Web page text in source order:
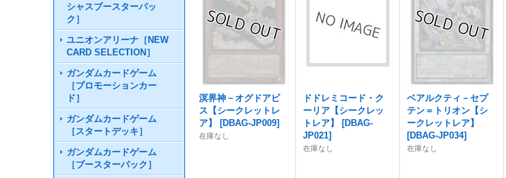
シャスブースターパッ
ク］
ユニオンアリーナ［NEW
CARD SELECTION］
ガンダムカードゲーム
［プロモーションカー
ド］
ガンダムカードゲーム
［スタートデッキ］
ガンダムカードゲーム
［ブースターパック］
溟界神－オグドアビ
ス【シークレットレ
ア】
[DBAG-JP009]
在庫なし
ドドレミコード・ク
ーリア【シークレッ
トレア】
[DBAG-
JP021]
在庫なし
ベアルクティ－セプ
テン＝トリオン【シ
ークレットレア】
[DBAG-JP034]
在庫なし